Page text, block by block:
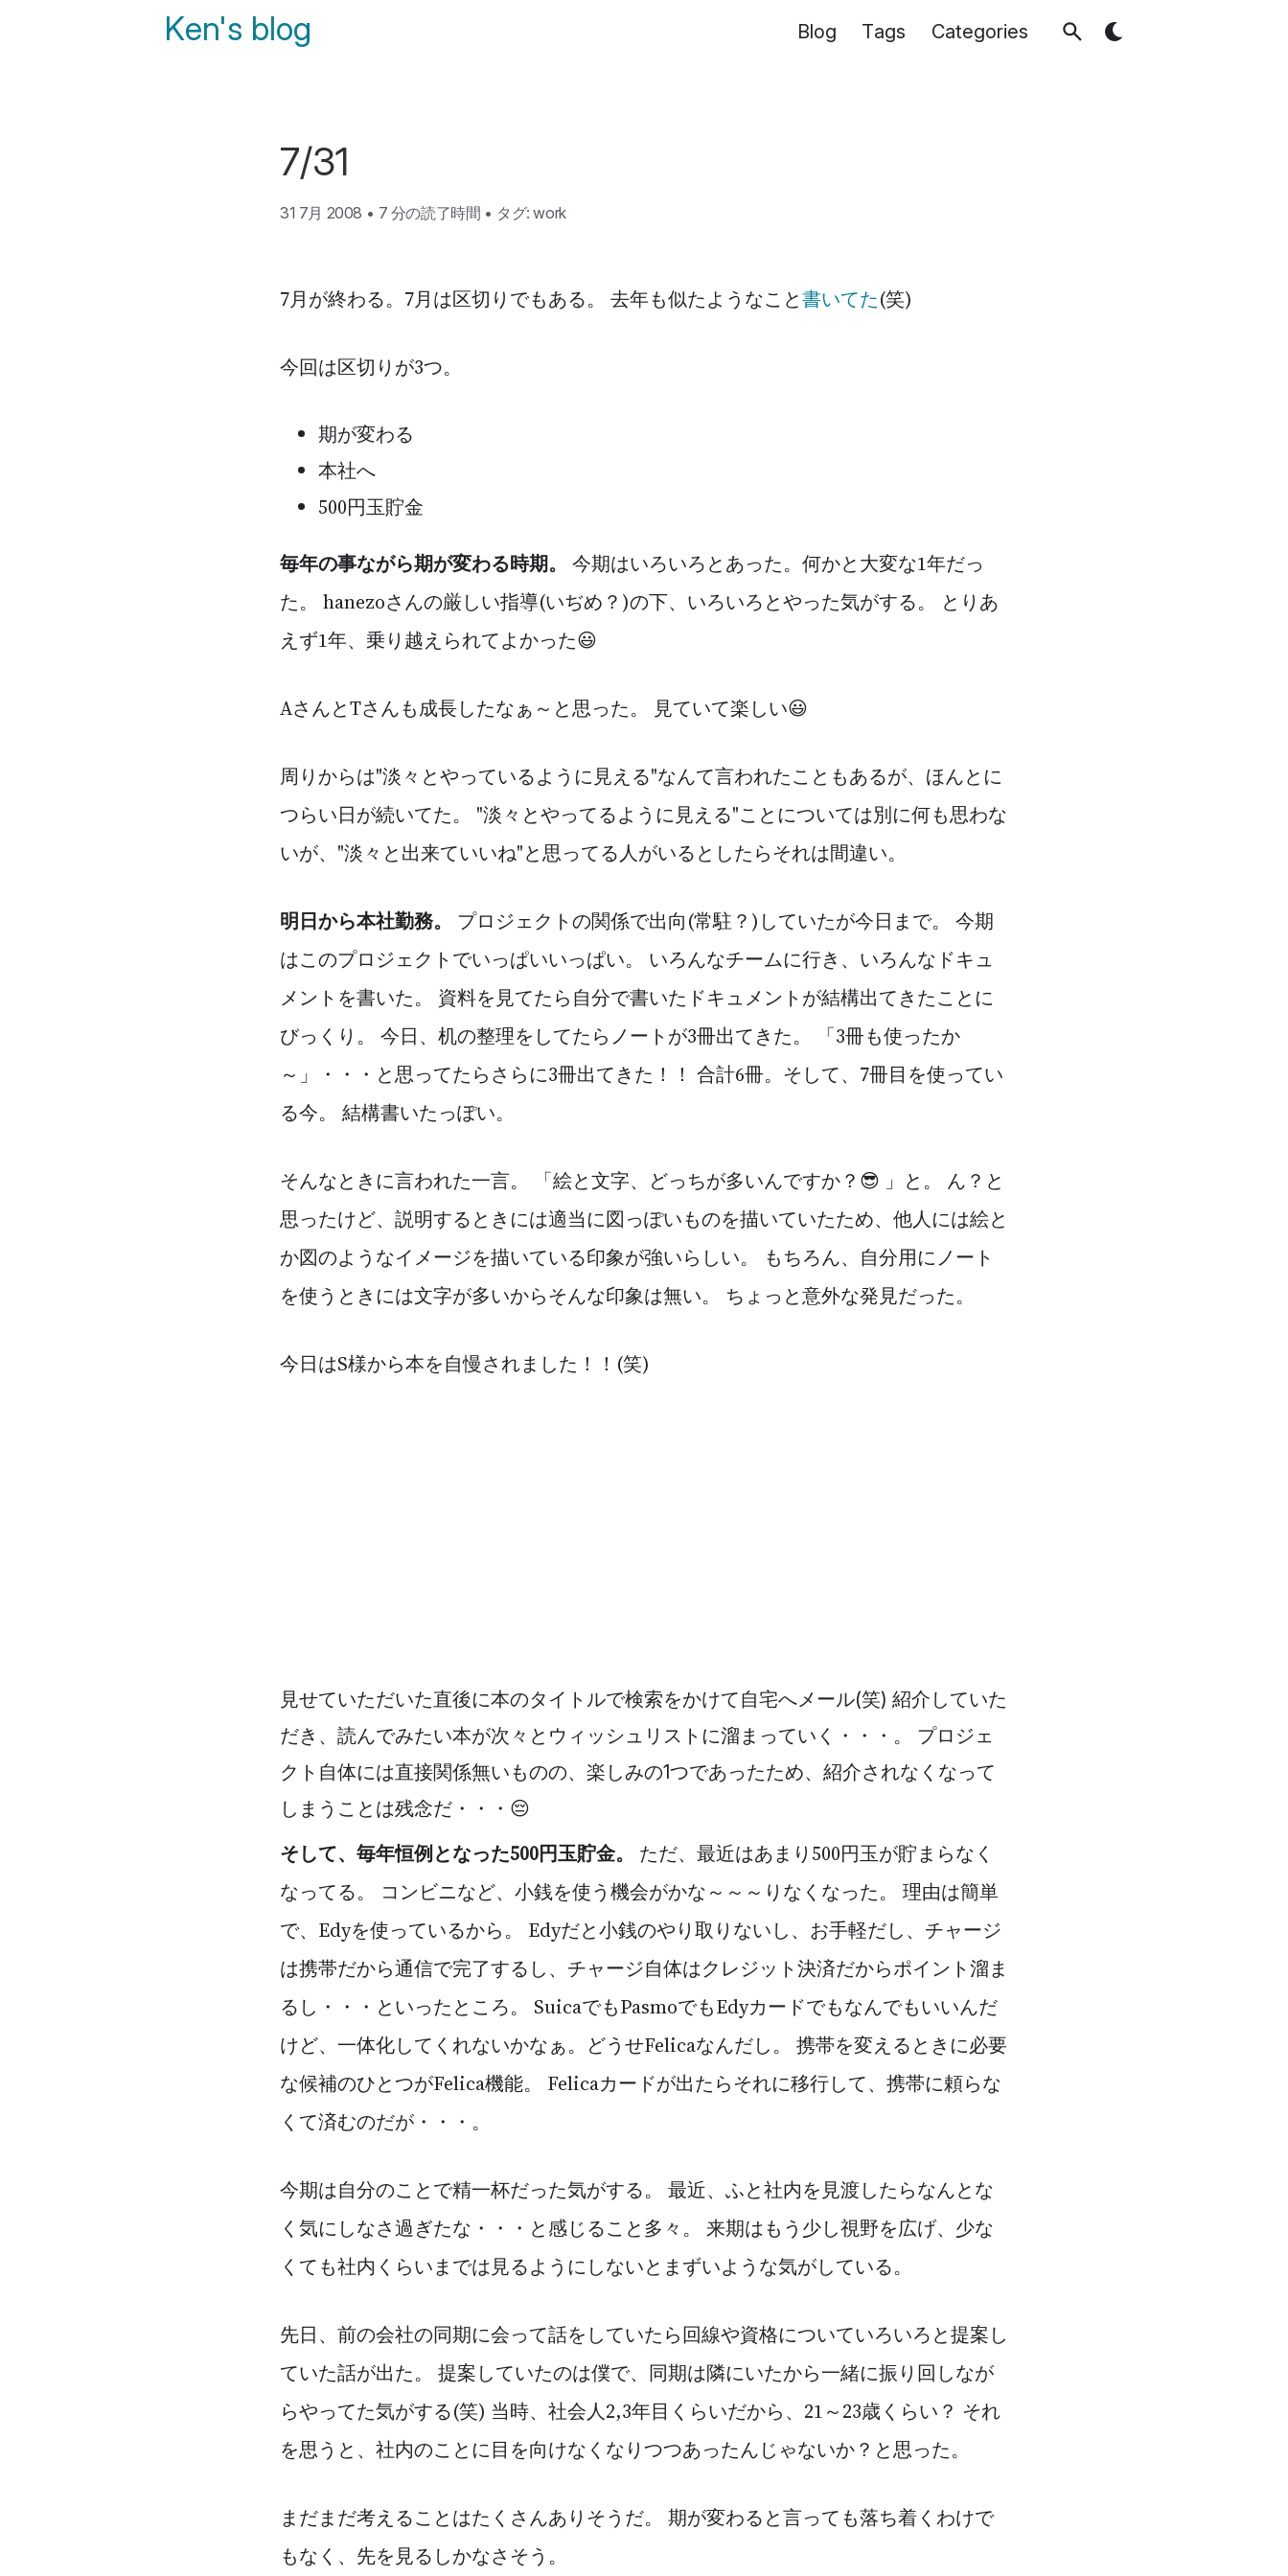
Ken's blog Blog Tags Categories
7/31
31 7月 2008 • 7 分の読了時間 • タグ:work
7月が終わる。7月は区切りでもある。 去年も似たようなこと書いてた(笑)
今回は区切りが3つ。
期が変わる
本社へ
500円玉貯金
毎年の事ながら期が変わる時期。
今期はいろいろとあった。何かと大変な1年だっ
た。 hanezoさんの厳しい指導(いぢめ？)の下、いろいろとやった気がする。 とりあ
えず1年、乗り越えられてよかった😃
AさんとTさんも成長したなぁ～と思った。 見ていて楽しい😃
周りからは"淡々とやっているように見える"なんて言われたこともあるが、ほんとに
つらい日が続いてた。 "淡々とやってるように見える"ことについては別に何も思わな
いが、"淡々と出来ていいね"と思ってる人がいるとしたらそれは間違い。
明日から本社勤務。
プロジェクトの関係で出向(常駐？)していたが今日まで。 今期
はこのプロジェクトでいっぱいいっぱい。 いろんなチームに行き、いろんなドキュ
メントを書いた。 資料を見てたら自分で書いたドキュメントが結構出てきたことに
びっくり。 今日、机の整理をしてたらノートが3冊出てきた。 「3冊も使ったか
～」・・・と思ってたらさらに3冊出てきた！！ 合計6冊。そして、7冊目を使ってい
る今。 結構書いたっぽい。
そんなときに言われた一言。 「絵と文字、どっちが多いんですか？😎 」と。 ん？と
思ったけど、説明するときには適当に図っぽいものを描いていたため、他人には絵と
か図のようなイメージを描いている印象が強いらしい。 もちろん、自分用にノート
を使うときには文字が多いからそんな印象は無い。 ちょっと意外な発見だった。
今日はS様から本を自慢されました！！(笑)
見せていただいた直後に本のタイトルで検索をかけて自宅へメール(笑) 紹介していた
だき、読んでみたい本が次々とウィッシュリストに溜まっていく・・・。 プロジェ
クト自体には直接関係無いものの、楽しみの1つであったため、紹介されなくなって
しまうことは残念だ・・・😔
そして、毎年恒例となった500円玉貯金。
ただ、最近はあまり500円玉が貯まらなく
なってる。 コンビニなど、小銭を使う機会がかな～～～りなくなった。 理由は簡単
で、Edyを使っているから。 Edyだと小銭のやり取りないし、お手軽だし、チャージ
は携帯だから通信で完了するし、チャージ自体はクレジット決済だからポイント溜ま
るし・・・といったところ。 SuicaでもPasmoでもEdyカードでもなんでもいいんだ
けど、一体化してくれないかなぁ。どうせFelicaなんだし。 携帯を変えるときに必要
な候補のひとつがFelica機能。 Felicaカードが出たらそれに移行して、携帯に頼らな
くて済むのだが・・・。
今期は自分のことで精一杯だった気がする。 最近、ふと社内を見渡したらなんとな
く気にしなさ過ぎたな・・・と感じること多々。 来期はもう少し視野を広げ、少な
くても社内くらいまでは見るようにしないとまずいような気がしている。
先日、前の会社の同期に会って話をしていたら回線や資格についていろいろと提案し
ていた話が出た。 提案していたのは僕で、同期は隣にいたから一緒に振り回しなが
らやってた気がする(笑) 当時、社会人2,3年目くらいだから、21～23歳くらい？ それ
を思うと、社内のことに目を向けなくなりつつあったんじゃないか？と思った。
まだまだ考えることはたくさんありそうだ。 期が変わると言っても落ち着くわけで
もなく、先を見るしかなさそう。